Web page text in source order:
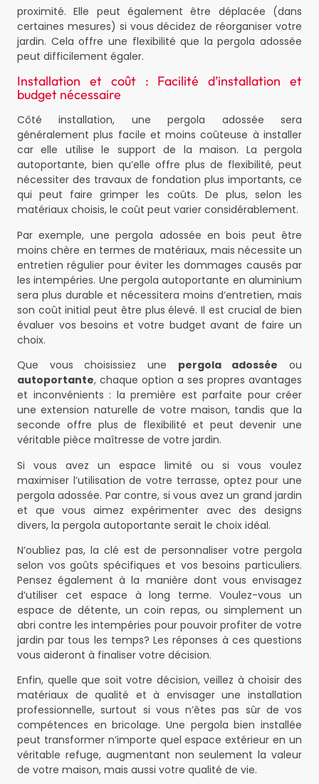
proximité. Elle peut également être déplacée (dans
certaines mesures) si vous décidez de réorganiser votre
jardin. Cela offre une flexibilité que la pergola adossée
peut difficilement égaler.
Installation et coût : Facilité d’installation et
budget nécessaire
Côté installation, une pergola adossée sera
généralement plus facile et moins coûteuse à installer
car elle utilise le support de la maison. La pergola
autoportante, bien qu’elle offre plus de flexibilité, peut
nécessiter des travaux de fondation plus importants, ce
qui peut faire grimper les coûts. De plus, selon les
matériaux choisis, le coût peut varier considérablement.
Par exemple, une pergola adossée en bois peut être
moins chère en termes de matériaux, mais nécessite un
entretien régulier pour éviter les dommages causés par
les intempéries. Une pergola autoportante en aluminium
sera plus durable et nécessitera moins d’entretien, mais
son coût initial peut être plus élevé. Il est crucial de bien
évaluer vos besoins et votre budget avant de faire un
choix.
Que vous choisissiez une pergola adossée ou
autoportante, chaque option a ses propres avantages
et inconvénients : la première est parfaite pour créer
une extension naturelle de votre maison, tandis que la
seconde offre plus de flexibilité et peut devenir une
véritable pièce maîtresse de votre jardin.
Si vous avez un espace limité ou si vous voulez
maximiser l’utilisation de votre terrasse, optez pour une
pergola adossée. Par contre, si vous avez un grand jardin
et que vous aimez expérimenter avec des designs
divers, la pergola autoportante serait le choix idéal.
N’oubliez pas, la clé est de personnaliser votre pergola
selon vos goûts spécifiques et vos besoins particuliers.
Pensez également à la manière dont vous envisagez
d’utiliser cet espace à long terme. Voulez-vous un
espace de détente, un coin repas, ou simplement un
abri contre les intempéries pour pouvoir profiter de votre
jardin par tous les temps? Les réponses à ces questions
vous aideront à finaliser votre décision.
Enfin, quelle que soit votre décision, veillez à choisir des
matériaux de qualité et à envisager une installation
professionnelle, surtout si vous n’êtes pas sûr de vos
compétences en bricolage. Une pergola bien installée
peut transformer n’importe quel espace extérieur en un
véritable refuge, augmentant non seulement la valeur
de votre maison, mais aussi votre qualité de vie.